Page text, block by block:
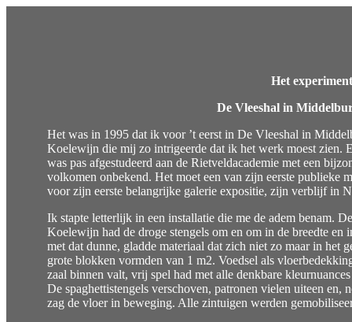
Het
De Vleeshal in
Het was in 1995 dat ik voor ’t eerst in De Vleeshal in
Koelewijn die mij zo intrigeerde dat ik het werk moest zien.
was pas afgestudeerd aan de Rietveldacademie met een
volkomen onbekend. Het moet een van zijn eerste publieke
voor zijn eerste belangrijke galerie expositie, zijn verblijf in
Ik stapte letterlijk in een installatie die me de adem benam.
Koelewijn had de droge stengels om en om in de breedte
met dat dunne, gladde materiaal dat zich niet zo maar in het
grote blokken vormden van 1 m2. Voedsel als
zaal binnen valt, vrij spel had met alle denkbare
De spaghettistengels verschoven, patronen vielen uiteen en,
zag de vloer in beweging. Alle zintuigen werden